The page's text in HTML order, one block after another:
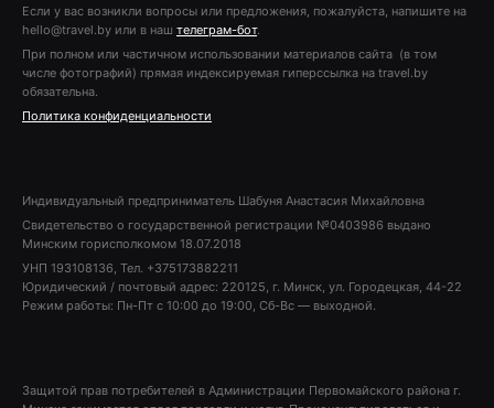
Если у вас возникли вопросы или предложения, пожалуйста, напишите на
hello@travel.by или в наш телеграм-бот.
При полном или частичном использовании материалов сайта (в том
числе фотографий) прямая индексируемая гиперссылка на travel.by
обязательна.
Политика конфиденциальности
Индивидуальный предприниматель Шабуня Анастасия Михайловна
Свидетельство о государственной регистрации №0403986 выдано
Минским горисполкомом 18.07.2018
УНП 193108136, Тел. +375173882211
Юридический / почтовый адрес: 220125, г. Минск, ул. Городецкая, 44-22
Режим работы: Пн-Пт с 10:00 до 19:00, Сб-Вс — выходной.
Защитой прав потребителей в Администрации Первомайского района г.